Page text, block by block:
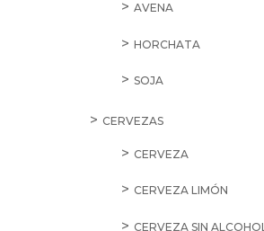
AVENA
HORCHATA
SOJA
CERVEZAS
CERVEZA
CERVEZA LIMÓN
CERVEZA SIN ALCOHOL